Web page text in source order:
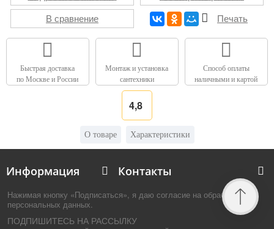
В сравнение
Печать
Быстрая доставка
по Москве и России
Монтаж и установка
сантехники
Способ оплаты
наличными и картой
4,8
О товаре Характеристики
Информация Контакты
Нажимая кнопку «Подписаться», я даю согласие на обработку
персональных данных.
ПОДПИШИТЕСЬ НА РАССЫЛКУ